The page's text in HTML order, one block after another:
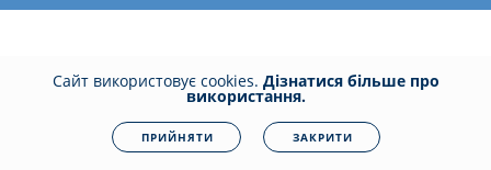
Сайт використовує cookies. Дізнатися більше про
використання.
ПРИЙНЯТИ ЗАКРИТИ